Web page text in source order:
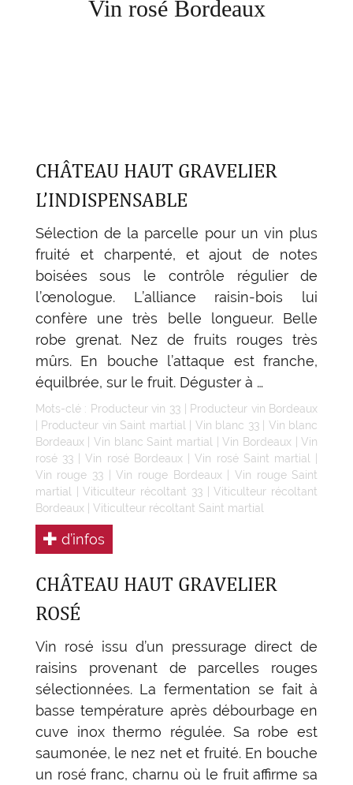
Vin rosé Bordeaux
CHÂTEAU HAUT GRAVELIER
L’INDISPENSABLE
Sélection de la parcelle pour un vin plus
fruité et charpenté, et ajout de notes
boisées sous le contrôle régulier de
l’œnologue. L’alliance raisin-bois lui
confère une très belle longueur. Belle
robe grenat. Nez de fruits rouges très
mûrs. En bouche l’attaque est franche,
équilbrée, sur le fruit. Déguster à …
Mots-clé : Producteur vin 33
Producteur vin Bordeaux
Producteur vin Saint martial| Vin blanc 33| Vin blanc
Bordeaux|Vin blanc Saint martial |Vin Bordeaux|Vin
rosé 33 |Vin rosé Bordeaux|Vin rosé Saint martial
Vin rouge 33 |Vin rouge Bordeaux| Vin rouge Saint
martial|Viticulteur récoltant 33|Viticulteur récoltant
Bordeaux| Viticulteur récoltant Saint martial
d’infos
CHÂTEAU HAUT GRAVELIER
ROSÉ
Vin rosé issu d’un pressurage direct de
raisins provenant de parcelles rouges
sélectionnées. La fermentation se fait à
basse température après débourbage en
cuve inox thermo régulée. Sa robe est
saumonée, le nez net et fruité. En bouche
un rosé franc, charnu où le fruit affirme sa